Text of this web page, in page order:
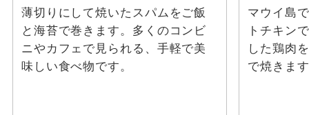
薄切りにして焼いたスパムをご飯
と海苔で巻きます。多くのコンビ
ニやカフェで見られる、手軽で美
味しい食べ物です。
マウイ島
トチキン
した鶏肉
で焼きま